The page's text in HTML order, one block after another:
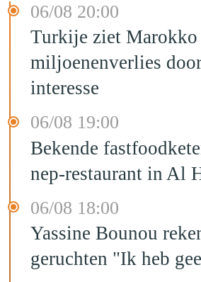
06/08 20:00
Turkije ziet
miljoenenverlies
interesse
06/08 19:00
Bekende
nep-restaurant in Al
06/08 18:00
Yassine Bounou
geruchten "Ik heb